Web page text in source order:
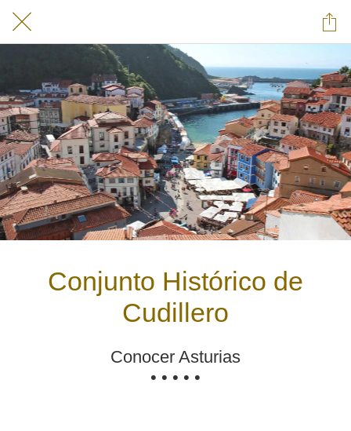
Conjunto Histórico de
Cudillero
Conocer Asturias
• • • • •